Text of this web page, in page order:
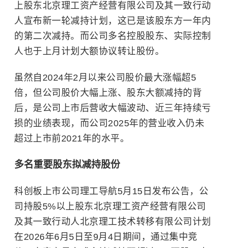
上股东北京理工资产经营有限公司及其一致行动
人宣布新一轮减持计划，这已是该股东方一年内
的第二次减持。而公司多名控股股东、实际控制
人也于上月计划大额协议转让股份。
虽然自2024年2月以来公司股价最大涨幅超5
倍，但公司股价大幅上涨、股东大额减持的背
后，是公司上市后营收大幅波动、近三年持续亏
损的业绩表现，而公司2025年的营业收入仍未
超过上市前2021年的水平。
多名重要股东拟减持股份
科创板上市公司理工导航5月15日发布公告，公
司持股5%以上股东北京理工资产经营有限公司
及其一致行动人北京理工技术转移有限公司计划
在2026年6月5日至9月4日期间，通过集中竞